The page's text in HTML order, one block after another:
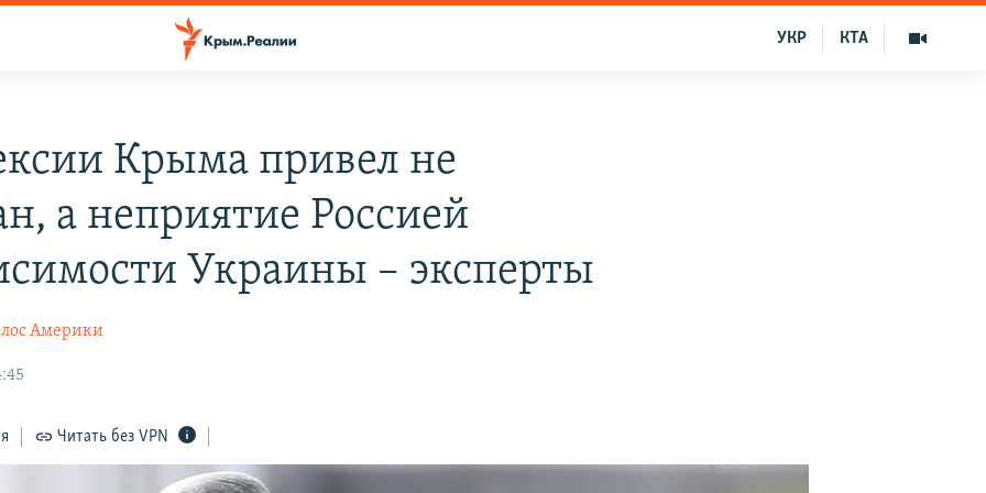
КТА
УКР
Крыма привел не
а неприятие Россией
Украины – эксперты
Америки
Читать без VPN